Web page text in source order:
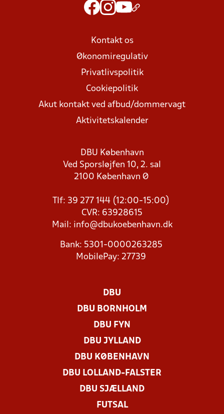
Kontakt os
Økonomiregulativ
Privatlivspolitik
Cookiepolitik
Akut kontakt ved afbud/dommervagt
Aktivitetskalender
DBU København
Ved Sporsløjfen 10, 2. sal
2100 København Ø
Tlf: 39 277 144 (12:00-15:00)
CVR: 63928615
Mail: info@dbukoebenhavn.dk
Bank: 5301-0000263285
MobilePay: 27739
DBU
DBU BORNHOLM
DBU FYN
DBU JYLLAND
DBU KØBENHAVN
DBU LOLLAND-FALSTER
DBU SJÆLLAND
FUTSAL